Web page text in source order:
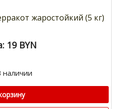
жаростойкий (5 кг)
19 BYN
наличии